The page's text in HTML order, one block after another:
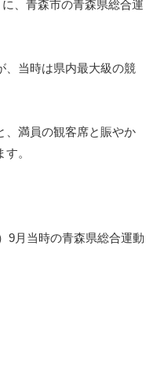
、青森市の青森県総合運
、当時は県内最大級の競
、満員の観客席と賑やか
。
9月当時の青森県総合運動